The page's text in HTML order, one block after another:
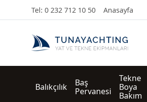
Tel: 0 232 712 10 50 Anasayfa
Balıkçılık
Baş
Pervanesi
Tekne
Boya
Bakım